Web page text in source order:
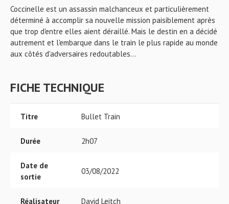
Coccinelle est un assassin malchanceux et particulièrement
déterminé à accomplir sa nouvelle mission paisiblement après
que trop d'entre elles aient déraillé. Mais le destin en a décidé
autrement et l'embarque dans le train le plus rapide au monde
aux côtés d'adversaires redoutables...
FICHE TECHNIQUE
Titre Bullet Train
Durée 2h07
Date de
sortie
03/08/2022
Réalisateur David Leitch